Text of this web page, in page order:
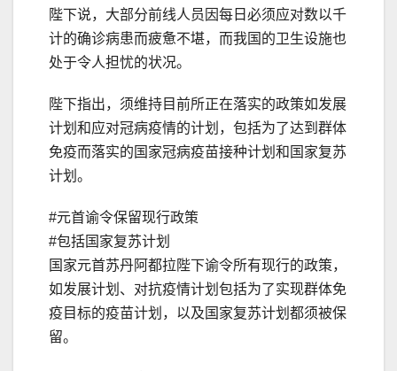
陛下说，大部分前线人员因每日必须应对数以千
计的确诊病患而疲惫不堪，而我国的卫生设施也
处于令人担忧的状况。
陛下指出，须维持目前所正在落实的政策如发展
计划和应对冠病疫情的计划，包括为了达到群体
免疫而落实的国家冠病疫苗接种计划和国家复苏
计划。
#元首谕令保留现行政策
#包括国家复苏计划
国家元首苏丹阿都拉陛下谕令所有现行的政策，
如发展计划、对抗疫情计划包括为了实现群体免
疫目标的疫苗计划，以及国家复苏计划都须被保
留。